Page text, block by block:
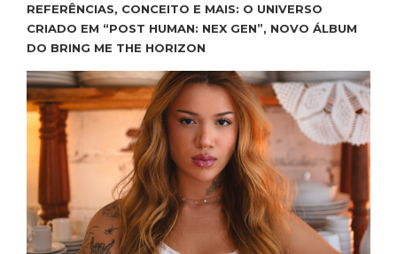
REFERÊNCIAS, CONCEITO E MAIS: O UNIVERSO
CRIADO EM “POST HUMAN: NEX GEN”, NOVO ÁLBUM
DO BRING ME THE HORIZON